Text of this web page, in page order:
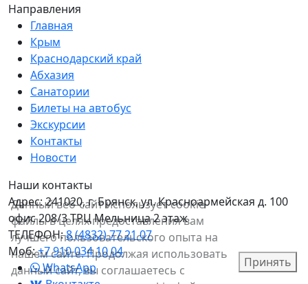
Направления
Главная
Крым
Краснодарский край
Абхазия
Санатории
Билеты на автобус
Экскурсии
Контакты
Новости
Наши контакты
Адрес:241020, г. Брянск, ул. Красноармейская д. 100
офис 208/3 ТРЦ Мельница 2 этаж
ТЕЛЕФОН:8 (4832) 77 21 07
Моб:+7 910 034 10 04
WhatsApp
Данный веб-сайт использует cookie-
файлы в целях предоставления вам
лучшего пользовательского опыта на
нашем сайте. Продолжая использовать
данный сайт, вы соглашаетесь с
Принять